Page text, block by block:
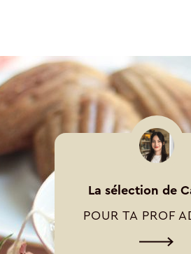
La sélection de
POUR TA PROF